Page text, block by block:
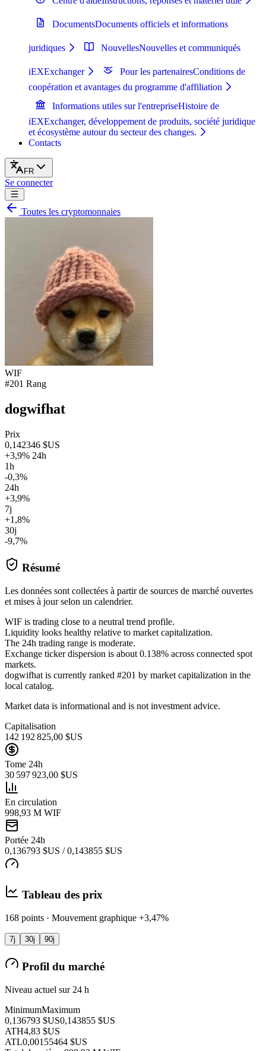
DocumentsDocuments officiels et informations
juridiques NouvellesNouvelles et communiqués
iEXExchanger Pour les partenairesConditions de
coopération et avantages du programme d'affiliation
Informations utiles sur l'entrepriseHistoire de
iEXExchanger, développement de produits, société juridique
et écosystème autour du secteur des changes.
Contacts
FR
Se connecter
Toutes les cryptomonnaies
WIF
#201 Rang
dogwifhat
Prix
0,142346 $US
+3,9% 24h
1h
-0,3%
24h
+3,9%
7j
+1,8%
30j
-9,7%
Résumé
Les données sont collectées à partir de sources de marché ouvertes
et mises à jour selon un calendrier.
WIF is trading close to a neutral trend profile.
Liquidity looks healthy relative to market capitalization.
The 24h trading range is moderate.
Exchange ticker dispersion is about 0.138% across connected spot
markets.
dogwifhat is currently ranked #201 by market capitalization in the
local catalog.
Market data is informational and is not investment advice.
Capitalisation
142 192 825,00 $US
Tome 24h
30 597 923,00 $US
En circulation
998,93 M WIF
Portée 24h
0,136793 $US / 0,143855 $US
Tableau des prix
168 points · Mouvement graphique +3,47%
7j 30j 90j
Profil du marché
Niveau actuel sur 24 h
MinimumMaximum
0,136793 $US0,143855 $US
ATH4,83 $US
ATL0,00155464 $US